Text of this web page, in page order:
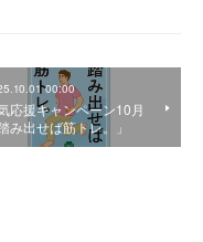
00:00
応援キャンペーン10月
踏み出せば筋トレ。」